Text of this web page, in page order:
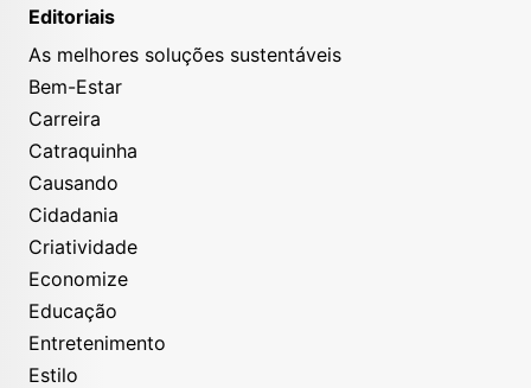
Editoriais
As melhores soluções sustentáveis
Bem-Estar
Carreira
Catraquinha
Causando
Cidadania
Criatividade
Economize
Educação
Entretenimento
Estilo